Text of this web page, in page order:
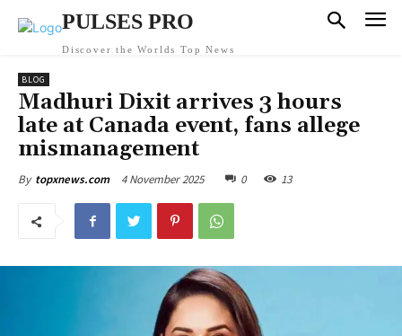
PULSES PRO
Discover the Worlds Top News
BLOG
Madhuri Dixit arrives 3 hours
late at Canada event, fans allege
mismanagement
By topxnews.com 4 November 2025 0 13